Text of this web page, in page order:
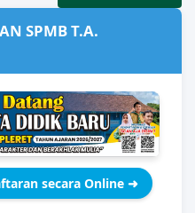
SPMB T.A.
secara Online ➜